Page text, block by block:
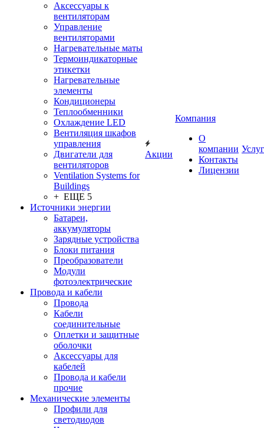
Аксессуары к
вентиляторам
Управление
вентиляторами
Нагревательные маты
Термоиндикаторные
этикетки
Нагревательные
элементы
Кондиционеры
Теплообменники
Охлаждение LED
Вентиляция шкафов
управления
Двигатели для
вентиляторов
Ventilation Systems for
Buildings
+ ЕЩЕ 5
Источники энергии
Батареи,
аккумуляторы
Зарядные устройства
Блоки питания
Преобразователи
Модули
фотоэлектрические
Провода и кабели
Провода
Кабели
соединительные
Оплетки и защитные
оболочки
Аксессуары для
кабелей
Провода и кабели
прочие
Механические элементы
Профили для
светодиодов
Акции
Компания
О
компании
Контакты
Лицензии